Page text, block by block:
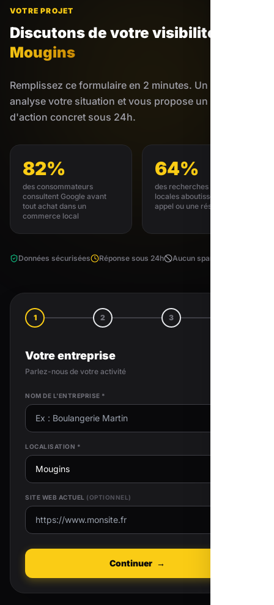
VOTRE PROJET
Discutons de votre visibilité
Mougins
Remplissez ce formulaire en 2 minutes. Un expert
analyse votre situation et vous propose un plan
d'action concret sous 24h.
82%
des consommateurs
consultent Google avant
tout achat dans un
commerce local
64%
des recherches GMB
locales aboutissent à un
appel ou une réservation
Données sécurisées Réponse sous 24h Aucun spam
1 2 3
Votre entreprise
Parlez-nous de votre activité
NOM DE L'ENTREPRISE *
LOCALISATION *
SITE WEB ACTUEL (OPTIONNEL)
Continuer →